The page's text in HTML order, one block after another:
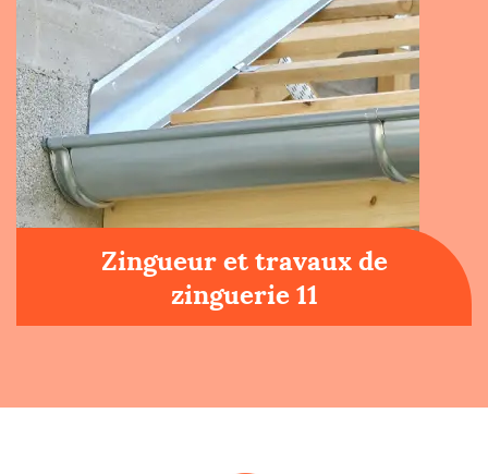
Zingueur et travaux de
zinguerie 11